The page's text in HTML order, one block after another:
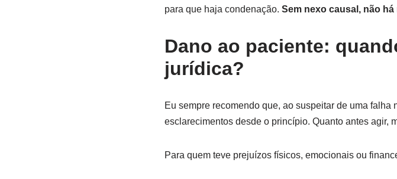
para que haja condenação. Sem nexo causal, não
Dano ao paciente:
jurídica?
Eu sempre recomendo que, ao suspeitar de uma
esclarecimentos desde o princípio. Quanto antes agir,
Para quem teve prejuízos físicos, emocionais ou